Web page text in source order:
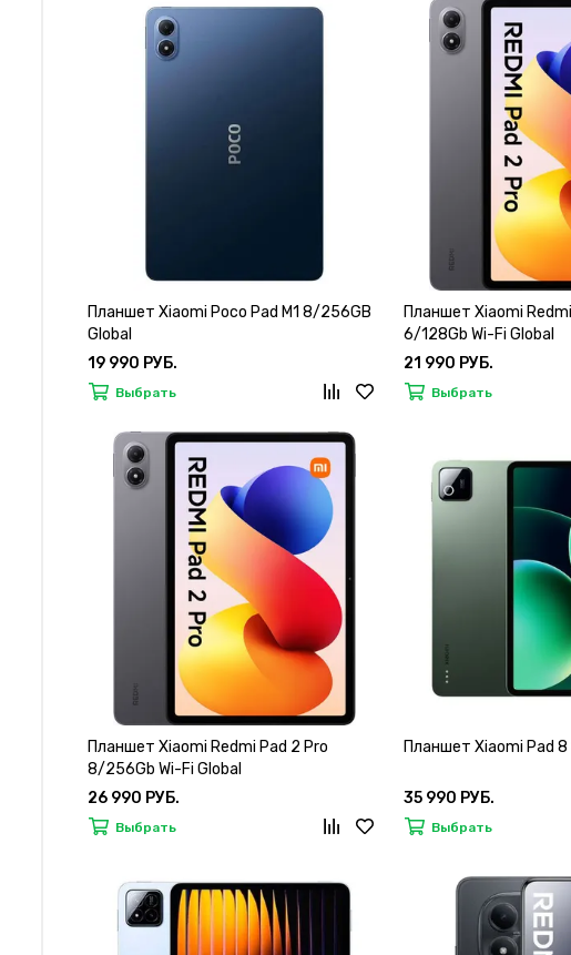
Планшет Xiaomi Poco Pad M1 8/256GB
Global
19 990 РУБ.
Выбрать
Планшет Xiaomi
6/128Gb Wi-Fi Global
21 990 РУБ.
Выбрать
Планшет Xiaomi Redmi Pad 2 Pro
8/256Gb Wi-Fi Global
26 990 РУБ.
Выбрать
Планшет Xiaomi Pad
35 990 РУБ.
Выбрать